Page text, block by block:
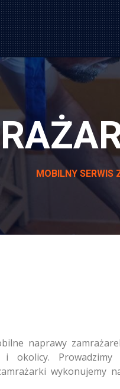
MOBILNY SERWIS
naprawy
Prowadzimy
wykonujemy